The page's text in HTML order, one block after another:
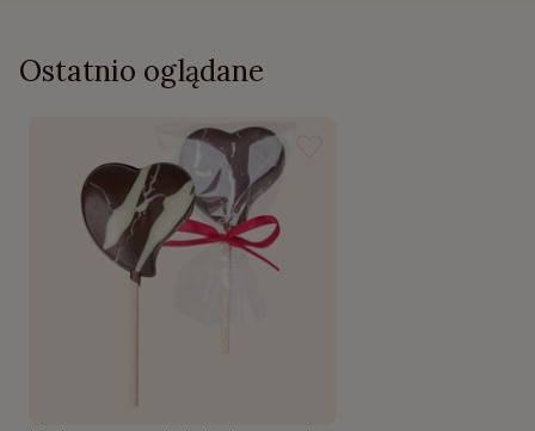
Ostatnio oglądane